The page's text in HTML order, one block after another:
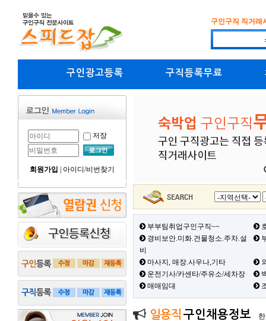
구인구직 직거래
구인광고등록 구직등록무료
저장
회원가입 아이디/비번찾기
부부팀취업구인구직~~
경비보안.미화.건물청소.주차.설
비
마사지, 매장.사우나,기타
운전기사/카센타/주유소/세차장
매매임대
일용직 구인채용정보